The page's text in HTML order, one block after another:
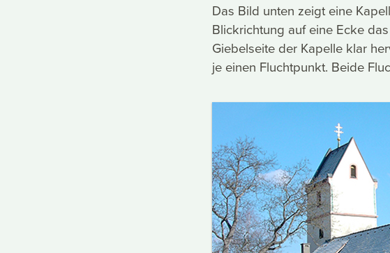
Das Bild unten zeigt eine
Blickrichtung auf eine Ecke
Giebelseite der Kapelle klar
je einen Fluchtpunkt. Beide